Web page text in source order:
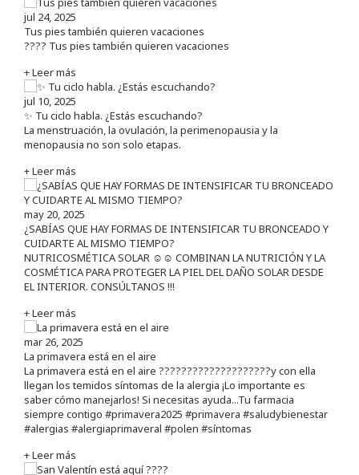
jul 24, 2025
Tus pies también quieren vacaciones
???? Tus pies también quieren vacaciones
+ Leer más
jul 10, 2025
✨ Tu ciclo habla. ¿Estás escuchando?
La menstruación, la ovulación, la perimenopausia y la
menopausia no son solo etapas.
+ Leer más
may 20, 2025
¿SABÍAS QUE HAY FORMAS DE INTENSIFICAR TU BRONCEADO Y
CUIDARTE AL MISMO TIEMPO?
NUTRICOSMÉTICA SOLAR ☺️☺️ COMBINAN LA NUTRICIÓN Y LA
COSMÉTICA PARA PROTEGER LA PIEL DEL DAÑO SOLAR DESDE
EL INTERIOR. CONSÚLTANOS !!!
+ Leer más
mar 26, 2025
La primavera está en el aire
La primavera está en el aire ????????????????????y con ella
llegan los temidos síntomas de la alergia ¡Lo importante es
saber cómo manejarlos! Si necesitas ayuda...Tu farmacia
siempre contigo #primavera2025 #primavera #saludybienestar
#alergias #alergiaprimaveral #polen #síntomas
+ Leer más